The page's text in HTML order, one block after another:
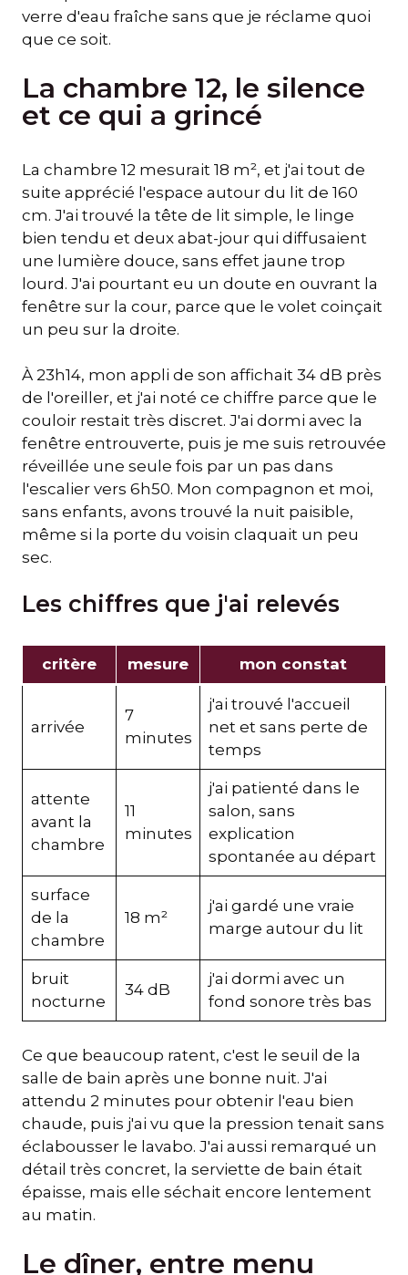
verre d'eau fraîche sans que je réclame quoi
que ce soit.
La chambre 12, le silence
et ce qui a grincé
La chambre 12 mesurait 18 m², et j'ai tout de
suite apprécié l'espace autour du lit de 160
cm. J'ai trouvé la tête de lit simple, le linge
bien tendu et deux abat-jour qui diffusaient
une lumière douce, sans effet jaune trop
lourd. J'ai pourtant eu un doute en ouvrant la
fenêtre sur la cour, parce que le volet coinçait
un peu sur la droite.
À 23h14, mon appli de son affichait 34 dB près
de l'oreiller, et j'ai noté ce chiffre parce que le
couloir restait très discret. J'ai dormi avec la
fenêtre entrouverte, puis je me suis retrouvée
réveillée une seule fois par un pas dans
l'escalier vers 6h50. Mon compagnon et moi,
sans enfants, avons trouvé la nuit paisible,
même si la porte du voisin claquait un peu
sec.
Les chiffres que j'ai relevés
critère mesure mon constat
arrivée
7
minutes
j'ai trouvé l'accueil
net et sans perte de
temps
attente
avant la
chambre
11
minutes
j'ai patienté dans le
salon, sans
explication
spontanée au départ
surface
de la
chambre
18 m²
j'ai gardé une vraie
marge autour du lit
bruit
nocturne
34 dB
j'ai dormi avec un
fond sonore très bas
Ce que beaucoup ratent, c'est le seuil de la
salle de bain après une bonne nuit. J'ai
attendu 2 minutes pour obtenir l'eau bien
chaude, puis j'ai vu que la pression tenait sans
éclabousser le lavabo. J'ai aussi remarqué un
détail très concret, la serviette de bain était
épaisse, mais elle séchait encore lentement
au matin.
Le dîner, entre menu